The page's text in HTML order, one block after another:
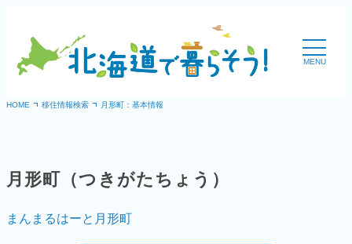
MENU
HOME 移住情報検索 月形町：基本情報
月形町（つきがたちょう）
まんまるはーと月形町